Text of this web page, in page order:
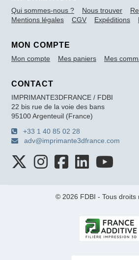
Qui sommes-nous ? Nous trouver
Mentions légales
CGV Expéditions
MON COMPTE
Mon compte Mes paniers Mes
CONTACT
IMPRIMANTE3DFRANCE / FDBI
22 bis rue de la voie des bans
95100 Argenteuil (France)
+33 1 40 85 02 28
adv@imprimante3dfrance.com
© 2026 FDBI - Tous droits